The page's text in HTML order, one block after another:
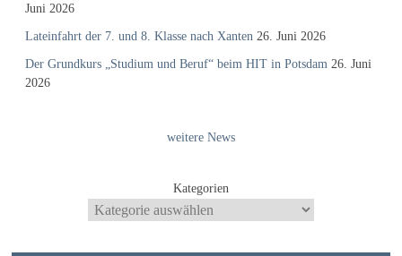
Juni 2026
Lateinfahrt der 7. und 8. Klasse nach Xanten 26. Juni 2026
Der Grundkurs „Studium und Beruf“ beim HIT in Potsdam 26. Juni
2026
weitere News
Kategorien